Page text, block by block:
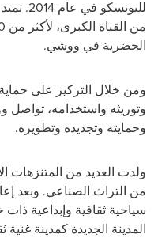
الحضرية في ووشي.
ومن خلال التركيز على حماية
وتوريثه واستخدامه، تواصل
وحمايته وتجديده وتطويره.
ولدت العديد من المتنزهات
من التراث الصناعي. وبعد
سياحية ثقافية وإبداعية
المدينة الجديدة كمدينة غنية